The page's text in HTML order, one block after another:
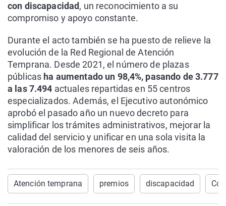
con discapacidad, un reconocimiento a su
compromiso y apoyo constante.
Durante el acto también se ha puesto de relieve la
evolución de la Red Regional de Atención
Temprana. Desde 2021, el número de plazas
públicas ha aumentado un 98,4%, pasando de 3.777
a las 7.494 actuales repartidas en 55 centros
especializados. Además, el Ejecutivo autonómico
aprobó el pasado año un nuevo decreto para
simplificar los trámites administrativos, mejorar la
calidad del servicio y unificar en una sola visita la
valoración de los menores de seis años.
Atención temprana premios discapacidad